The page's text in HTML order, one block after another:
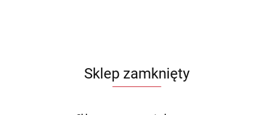
Sklep zamknięty